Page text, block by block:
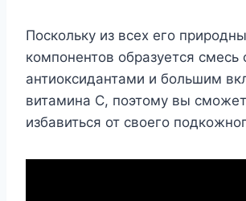
Поскольку из всех его
компонентов образуется смесь
антиоксидантами и большим
витамина С, поэтому вы
избавиться от своего